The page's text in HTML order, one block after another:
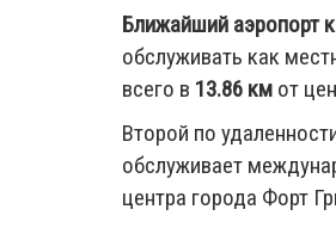
Ближайший аэропорт
обслуживать как
всего в 13.86 км от
Второй по
обслуживает
центра города Форт